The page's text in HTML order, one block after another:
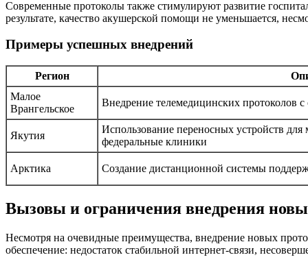
Современные протоколы также стимулируют развитие
результате, качество акушерской помощи не уменьшается,
Примеры успешных внедрений
Регион
Малое
Врангельское
Внедрение телемедицинских протоколов
Якутия
Использование переносных устройств
федеральные клиники
Арктика Создание дистанционной системы
Вызовы и ограничения внедрения
Несмотря на очевидные преимущества, внедрение новых
обеспечение: недостаток стабильной интернет-связи,